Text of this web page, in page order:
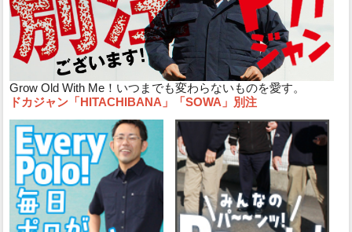
Grow Old With Me！いつまでも変わらないものを愛す。
ドカジャン「HITACHIBANA」「SOWA」別注